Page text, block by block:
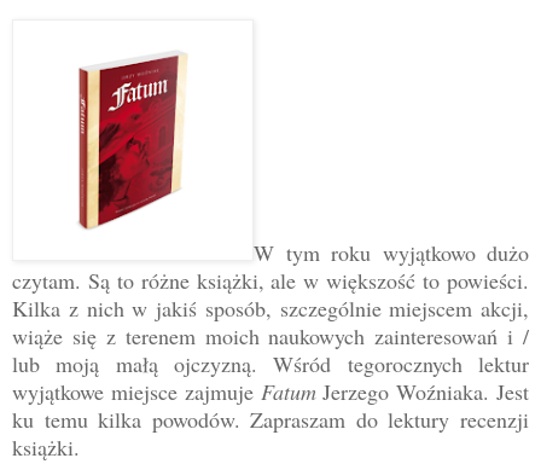
W tym roku wyjątkowo dużo
czytam. Są to różne książki, ale w większość to powieści.
Kilka z nich w jakiś sposób, szczególnie miejscem akcji,
wiąże się z terenem moich naukowych zainteresowań i /
lub moją małą ojczyzną. Wśród tegorocznych lektur
wyjątkowe miejsce zajmuje FatumJerzego Woźniaka. Jest
ku temu kilka powodów. Zapraszam do lektury recenzji
książki.